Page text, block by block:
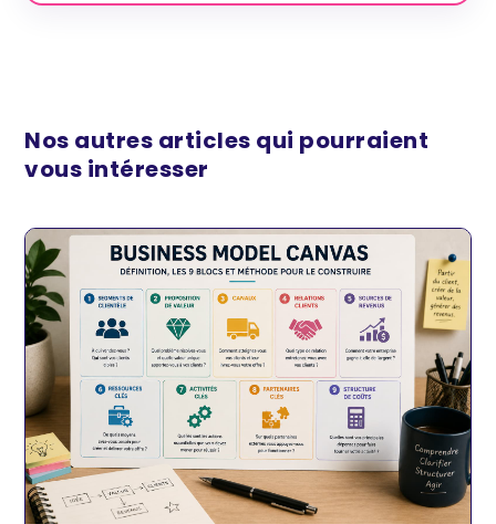
Nos autres articles qui pourraient
vous intéresser